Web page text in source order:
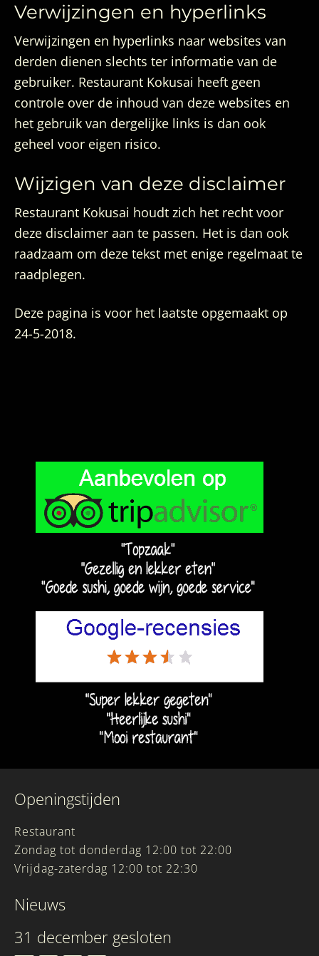
Verwijzingen en hyperlinks
Verwijzingen en hyperlinks naar websites van
derden dienen slechts ter informatie van de
gebruiker. Restaurant Kokusai heeft geen
controle over de inhoud van deze websites en
het gebruik van dergelijke links is dan ook
geheel voor eigen risico.
Wijzigen van deze disclaimer
Restaurant Kokusai houdt zich het recht voor
deze disclaimer aan te passen. Het is dan ook
raadzaam om deze tekst met enige regelmaat te
raadplegen.
Deze pagina is voor het laatste opgemaakt op
24-5-2018.
Openingstijden
Restaurant
Zondag tot donderdag 12:00 tot 22:00
Vrijdag-zaterdag 12:00 tot 22:30
Nieuws
31 december gesloten